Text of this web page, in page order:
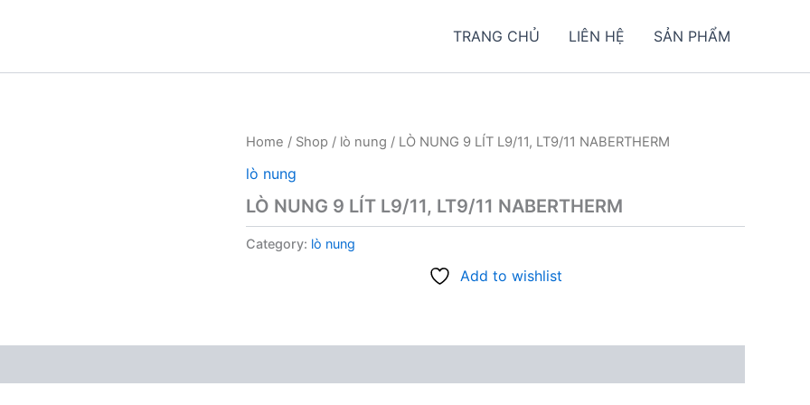
TRANG CHỦ LIÊN HỆ SẢN PHẨM
Home / Shop / lò nung / LÒ NUNG 9 LÍT L9/11, LT9/11 NABERTHERM
lò nung
LÒ NUNG 9 LÍT L9/11, LT9/11 NABERTHERM
Category: lò nung
Add to wishlist